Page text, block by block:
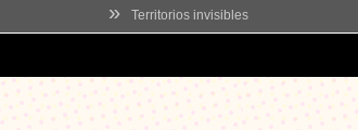
» Territorios invisibles